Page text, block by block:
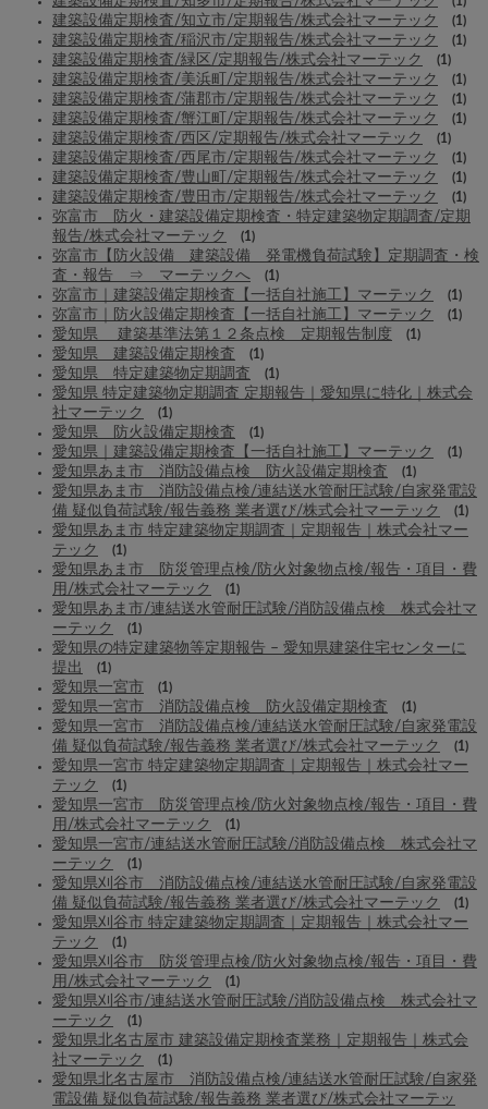
建築設備定期検査/知立市/定期報告/株式会社マーテック (1)
建築設備定期検査/稲沢市/定期報告/株式会社マーテック (1)
建築設備定期検査/緑区/定期報告/株式会社マーテック (1)
建築設備定期検査/美浜町/定期報告/株式会社マーテック (1)
建築設備定期検査/蒲郡市/定期報告/株式会社マーテック (1)
建築設備定期検査/蟹江町/定期報告/株式会社マーテック (1)
建築設備定期検査/西区/定期報告/株式会社マーテック (1)
建築設備定期検査/西尾市/定期報告/株式会社マーテック (1)
建築設備定期検査/豊山町/定期報告/株式会社マーテック (1)
建築設備定期検査/豊田市/定期報告/株式会社マーテック (1)
弥富市 防火・建築設備定期検査・特定建築物定期調査/定期
報告/株式会社マーテック
(1)
弥富市【防火設備 建築設備 発電機負荷試験】定期調査・検
査・報告 ⇒ マーテックへ
(1)
弥富市｜建築設備定期検査【一括自社施工】マーテック (1)
弥富市｜防火設備定期検査【一括自社施工】マーテック (1)
愛知県 建築基準法第１２条点検 定期報告制度 (1)
愛知県 建築設備定期検査 (1)
愛知県 特定建築物定期調査 (1)
愛知県 特定建築物定期調査 定期報告｜愛知県に特化｜株式会
社マーテック
(1)
愛知県 防火設備定期検査 (1)
愛知県｜建築設備定期検査【一括自社施工】マーテック (1)
愛知県あま市 消防設備点検 防火設備定期検査 (1)
愛知県あま市 消防設備点検/連結送水管耐圧試験/自家発電設
備 疑似負荷試験/報告義務 業者選び/株式会社マーテック
(1)
愛知県あま市 特定建築物定期調査｜定期報告｜株式会社マー
テック
(1)
愛知県あま市 防災管理点検/防火対象物点検/報告・項目・費
用/株式会社マーテック
(1)
愛知県あま市/連結送水管耐圧試験/消防設備点検 株式会社マ
ーテック
(1)
愛知県の特定建築物等定期報告 – 愛知県建築住宅センターに
提出
(1)
愛知県一宮市 (1)
愛知県一宮市 消防設備点検 防火設備定期検査 (1)
愛知県一宮市 消防設備点検/連結送水管耐圧試験/自家発電設
備 疑似負荷試験/報告義務 業者選び/株式会社マーテック
(1)
愛知県一宮市 特定建築物定期調査｜定期報告｜株式会社マー
テック
(1)
愛知県一宮市 防災管理点検/防火対象物点検/報告・項目・費
用/株式会社マーテック
(1)
愛知県一宮市/連結送水管耐圧試験/消防設備点検 株式会社マ
ーテック
(1)
愛知県刈谷市 消防設備点検/連結送水管耐圧試験/自家発電設
備 疑似負荷試験/報告義務 業者選び/株式会社マーテック
(1)
愛知県刈谷市 特定建築物定期調査｜定期報告｜株式会社マー
テック
(1)
愛知県刈谷市 防災管理点検/防火対象物点検/報告・項目・費
用/株式会社マーテック
(1)
愛知県刈谷市/連結送水管耐圧試験/消防設備点検 株式会社マ
ーテック
(1)
愛知県北名古屋市 建築設備定期検査業務｜定期報告｜株式会
社マーテック
(1)
愛知県北名古屋市 消防設備点検/連結送水管耐圧試験/自家発
電設備 疑似負荷試験/報告義務 業者選び/株式会社マーテッ